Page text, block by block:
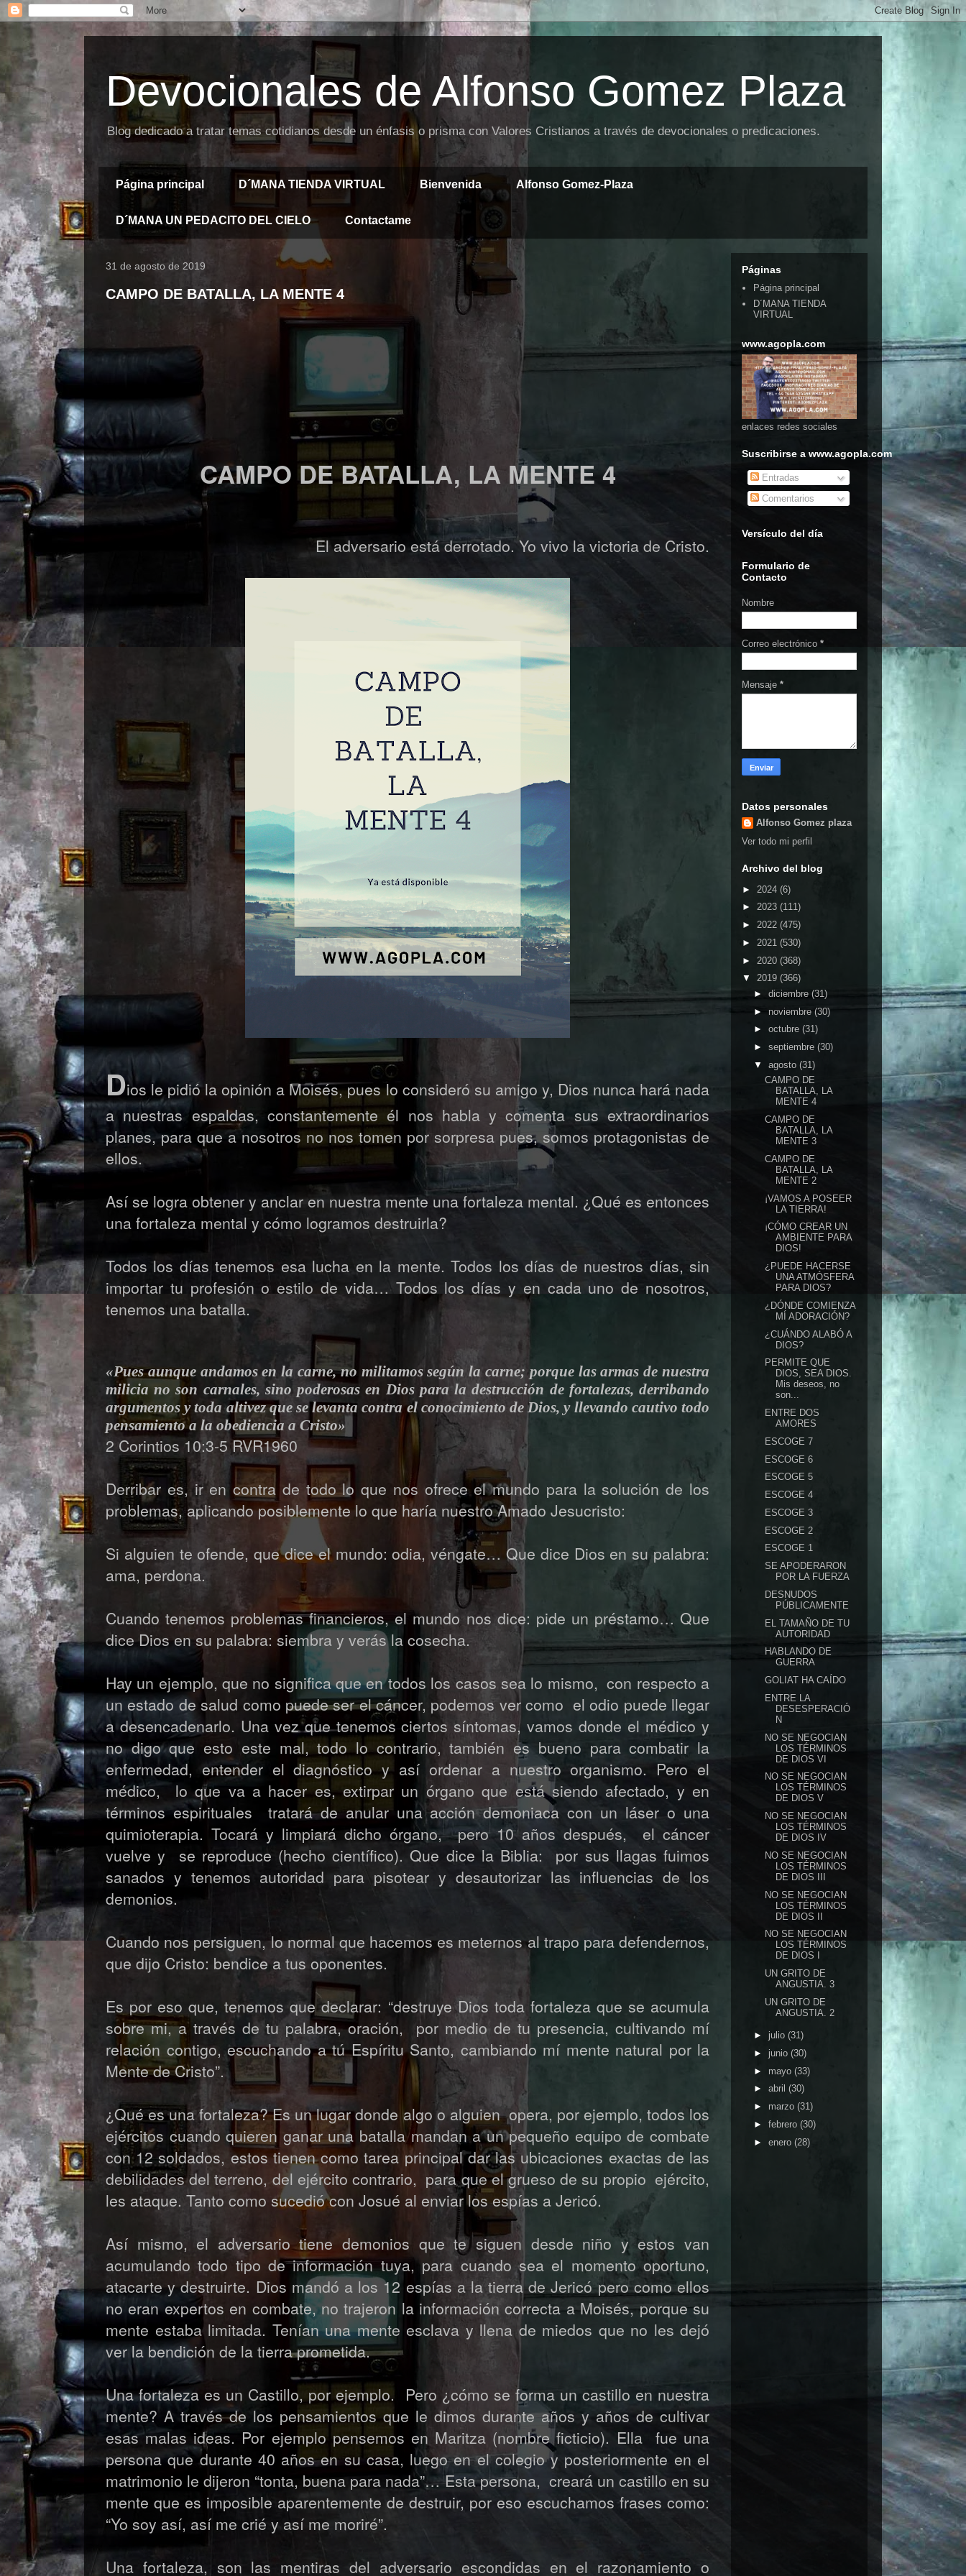
Devocionales de Alfonso Gomez Plaza
Blog dedicado a tratar temas cotidianos desde un énfasis o prisma con Valores Cristianos a través de devocionales o predicaciones.
Página principal D´MANA TIENDA VIRTUAL Bienvenida Alfonso Gomez-Plaza
D´MANA UN PEDACITO DEL CIELO Contactame
31 de agosto de 2019
CAMPO DE BATALLA, LA MENTE 4
CAMPO DE BATALLA, LA MENTE 4
El adversario está derrotado. Yo vivo la victoria de Cristo.
Dios le pidió la opinión a Moisés, pues lo consideró su amigo y, Dios nunca hará nada
a nuestras espaldas, constantemente él nos habla y comenta sus extraordinarios
planes, para que a nosotros no nos tomen por sorpresa pues, somos protagonistas de
ellos.
Así se logra obtener y anclar en nuestra mente una fortaleza mental. ¿Qué es entonces
una fortaleza mental y cómo logramos destruirla?
Todos los días tenemos esa lucha en la mente. Todos los días de nuestros días, sin
importar tu profesión o estilo de vida… Todos los días y en cada uno de nosotros,
tenemos una batalla.
«Pues aunque andamos en la carne, no militamos según la carne; porque las armas de nuestra
milicia no son carnales, sino poderosas en Dios para la destrucción de fortalezas, derribando
argumentos y toda altivez que se levanta contra el conocimiento de Dios, y llevando cautivo todo
pensamiento a la obediencia a Cristo»
2 Corintios 10:3-5 RVR1960
Derribar es, ir en contra de todo lo que nos ofrece el mundo para la solución de los
problemas, aplicando posiblemente lo que haría nuestro Amado Jesucristo:
Si alguien te ofende, que dice el mundo: odia, véngate… Que dice Dios en su palabra:
ama, perdona.
Cuando tenemos problemas financieros, el mundo nos dice: pide un préstamo… Que
dice Dios en su palabra: siembra y verás la cosecha.
Hay un ejemplo, que no significa que en todos los casos sea lo mismo, con respecto a
un estado de salud como puede ser el cáncer, podemos ver como el odio puede llegar
a desencadenarlo. Una vez que tenemos ciertos síntomas, vamos donde el médico y
no digo que esto este mal, todo lo contrario, también es bueno para combatir la
enfermedad, entender el diagnóstico y así ordenar a nuestro organismo. Pero el
médico, lo que va a hacer es, extirpar un órgano que está siendo afectado, y en
términos espirituales tratará de anular una acción demoniaca con un láser o una
quimioterapia. Tocará y limpiará dicho órgano, pero 10 años después, el cáncer
vuelve y se reproduce (hecho científico). Que dice la Biblia: por sus llagas fuimos
sanados y tenemos autoridad para pisotear y desautorizar las influencias de los
demonios.
Cuando nos persiguen, lo normal que hacemos es meternos al trapo para defendernos,
que dijo Cristo: bendice a tus oponentes.
Es por eso que, tenemos que declarar: “destruye Dios toda fortaleza que se acumula
sobre mi, a través de tu palabra, oración, por medio de tu presencia, cultivando mí
relación contigo, escuchando a tú Espíritu Santo, cambiando mí mente natural por la
Mente de Cristo”.
¿Qué es una fortaleza? Es un lugar donde algo o alguien opera, por ejemplo, todos los
ejércitos cuando quieren ganar una batalla mandan a un pequeño equipo de combate
con 12 soldados, estos tienen como tarea principal dar las ubicaciones exactas de las
debilidades del terreno, del ejército contrario, para que el grueso de su propio ejército,
les ataque. Tanto como sucedió con Josué al enviar los espías a Jericó.
Así mismo, el adversario tiene demonios que te siguen desde niño y estos van
acumulando todo tipo de información tuya, para cuando sea el momento oportuno,
atacarte y destruirte. Dios mandó a los 12 espías a la tierra de Jericó pero como ellos
no eran expertos en combate, no trajeron la información correcta a Moisés, porque su
mente estaba limitada. Tenían una mente esclava y llena de miedos que no les dejó
ver la bendición de la tierra prometida.
Una fortaleza es un Castillo, por ejemplo. Pero ¿cómo se forma un castillo en nuestra
mente? A través de los pensamientos que le dimos durante años y años de cultivar
esas malas ideas. Por ejemplo pensemos en Maritza (nombre ficticio). Ella fue una
persona que durante 40 años en su casa, luego en el colegio y posteriormente en el
matrimonio le dijeron “tonta, buena para nada”… Esta persona, creará un castillo en su
mente que es imposible aparentemente de destruir, por eso escuchamos frases como:
“Yo soy así, así me crié y así me moriré”.
Una fortaleza, son las mentiras del adversario escondidas en el razonamiento o
Páginas
Página principal
D´MANA TIENDA
VIRTUAL
www.agopla.com
enlaces redes sociales
Suscribirse a www.agopla.com
Entradas
Comentarios
Versículo del día
Formulario de
Contacto
Nombre
Correo electrónico *
Mensaje *
Datos personales
Alfonso Gomez plaza
Ver todo mi perfil
Archivo del blog
► 2024 (6)
► 2023 (111)
► 2022 (475)
► 2021 (530)
► 2020 (368)
▼ 2019 (366)
► diciembre (31)
► noviembre (30)
► octubre (31)
► septiembre (30)
▼ agosto (31)
CAMPO DE
BATALLA, LA
MENTE 4
CAMPO DE
BATALLA, LA
MENTE 3
CAMPO DE
BATALLA, LA
MENTE 2
¡VAMOS A POSEER
LA TIERRA!
¡CÓMO CREAR UN
AMBIENTE PARA
DIOS!
¿PUEDE HACERSE
UNA ATMÓSFERA
PARA DIOS?
¿DÓNDE COMIENZA
MÍ ADORACIÓN?
¿CUÁNDO ALABÓ A
DIOS?
PERMITE QUE
DIOS, SEA DIOS.
Mis deseos, no
son...
ENTRE DOS
AMORES
ESCOGE 7
ESCOGE 6
ESCOGE 5
ESCOGE 4
ESCOGE 3
ESCOGE 2
ESCOGE 1
SE APODERARON
POR LA FUERZA
DESNUDOS
PÚBLICAMENTE
EL TAMAÑO DE TU
AUTORIDAD
HABLANDO DE
GUERRA
GOLIAT HA CAÍDO
ENTRE LA
DESESPERACIÓ
N
NO SE NEGOCIAN
LOS TÉRMINOS
DE DIOS VI
NO SE NEGOCIAN
LOS TÉRMINOS
DE DIOS V
NO SE NEGOCIAN
LOS TÉRMINOS
DE DIOS IV
NO SE NEGOCIAN
LOS TÉRMINOS
DE DIOS III
NO SE NEGOCIAN
LOS TÉRMINOS
DE DIOS II
NO SE NEGOCIAN
LOS TÉRMINOS
DE DIOS I
UN GRITO DE
ANGUSTIA. 3
UN GRITO DE
ANGUSTIA. 2
► julio (31)
► junio (30)
► mayo (33)
► abril (30)
► marzo (31)
► febrero (30)
► enero (28)